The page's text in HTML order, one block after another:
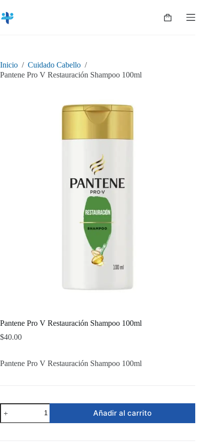
al
contenido
Shopping
Inicio / Cuidado Cabello /
Pantene Pro V Restauración Shampoo 100ml
Pantene Pro V Restauración Shampoo 100ml
$40.00
Pantene Pro V Restauración Shampoo 100ml
Pantene
Pro
V
Añadir al carrito